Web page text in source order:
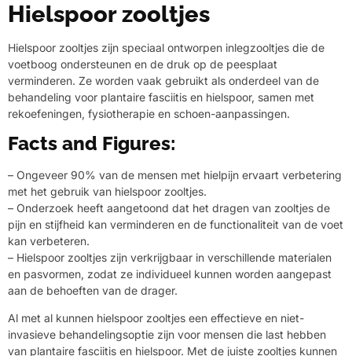
Hielspoor zooltjes
Hielspoor zooltjes zijn speciaal ontworpen inlegzooltjes die de
voetboog ondersteunen en de druk op de peesplaat
verminderen. Ze worden vaak gebruikt als onderdeel van de
behandeling voor plantaire fasciitis en hielspoor, samen met
rekoefeningen, fysiotherapie en schoen-aanpassingen.
Facts and Figures:
– Ongeveer 90% van de mensen met hielpijn ervaart verbetering
met het gebruik van hielspoor zooltjes.
– Onderzoek heeft aangetoond dat het dragen van zooltjes de
pijn en stijfheid kan verminderen en de functionaliteit van de voet
kan verbeteren.
– Hielspoor zooltjes zijn verkrijgbaar in verschillende materialen
en pasvormen, zodat ze individueel kunnen worden aangepast
aan de behoeften van de drager.
Al met al kunnen hielspoor zooltjes een effectieve en niet-
invasieve behandelingsoptie zijn voor mensen die last hebben
van plantaire fasciitis en hielspoor. Met de juiste zooltjes kunnen